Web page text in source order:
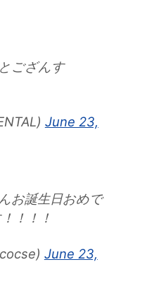
ござんす
June 23,
お誕生日おめで
！！！
June 23,